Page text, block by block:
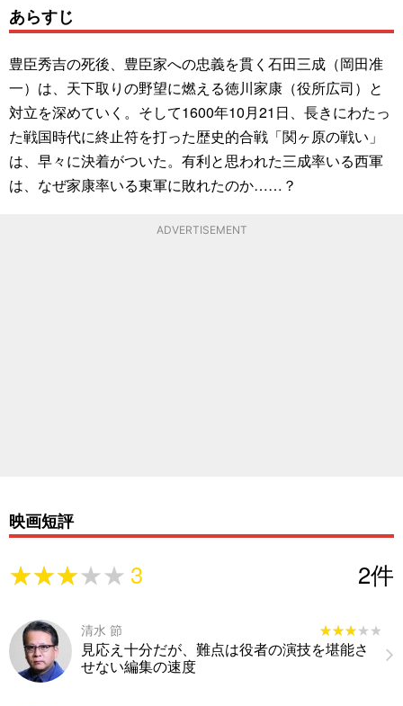
あらすじ
豊臣秀吉の死後、豊臣家への忠義を貫く石田三成（岡田准
一）は、天下取りの野望に燃える徳川家康（役所広司）と
対立を深めていく。そして1600年10月21日、長きにわたっ
た戦国時代に終止符を打った歴史的合戦「関ヶ原の戦い」
は、早々に決着がついた。有利と思われた三成率いる西軍
は、なぜ家康率いる東軍に敗れたのか……？
ADVERTISEMENT
映画短評
★★★★★
★★★★★ 3 2件
清水 節 ★★★★★
★★★★★
見応え十分だが、難点は役者の演技を堪能さ
せない編集の速度